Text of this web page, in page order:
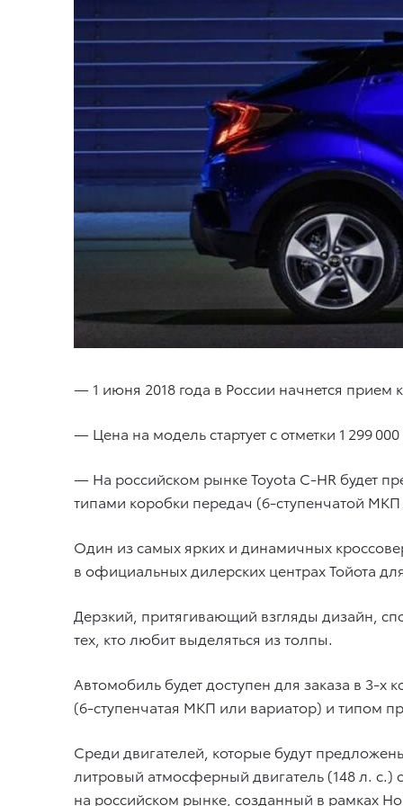
— 1 июня 2018 года в России начнется прием
— Цена на модель стартует с отметки 1 299
— На российском рынке Toyota C-HR будет
типами коробки передач (6-ступенчатой
Один из самых ярких и динамичных
в официальных дилерских центрах Тойота
Дерзкий, притягивающий взгляды дизайн,
тех, кто любит выделяться из толпы.
Автомобиль будет доступен для заказа в 3-
(6-ступенчатая МКП или вариатор) и типом
Среди двигателей, которые будут
литровый атмосферный двигатель (148 л. с.)
на российском рынке, созданный в рамках